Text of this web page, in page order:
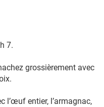
7.
grossièrement avec
l’œuf entier, l’armagnac,